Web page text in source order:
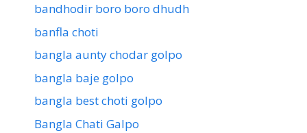
bandhodir boro boro dhudh
banfla choti
bangla aunty chodar golpo
bangla baje golpo
bangla best choti golpo
Bangla Chati Galpo